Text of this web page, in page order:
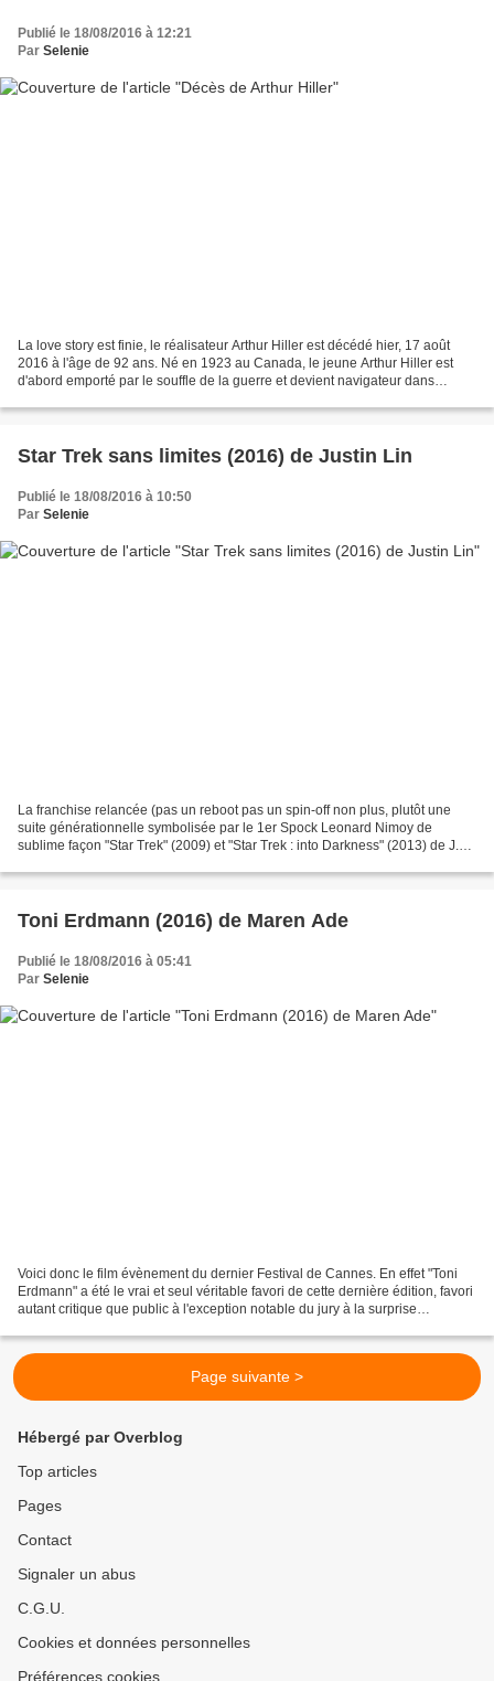
Publié le 18/08/2016 à 12:21
Par Selenie
La love story est finie, le réalisateur Arthur Hiller est décédé hier, 17 août
2016 à l'âge de 92 ans. Né en 1923 au Canada, le jeune Arthur Hiller est
d'abord emporté par le souffle de la guerre et devient navigateur dans
Star Trek sans limites (2016) de Justin Lin
Publié le 18/08/2016 à 10:50
Par Selenie
La franchise relancée (pas un reboot pas un spin-off non plus, plutôt une
suite générationnelle symbolisée par le 1er Spock Leonard Nimoy de
sublime façon "Star Trek" (2009) et "Star Trek : into Darkness" (2013) de J.J.
Toni Erdmann (2016) de Maren Ade
Publié le 18/08/2016 à 05:41
Par Selenie
Voici donc le film évènement du dernier Festival de Cannes. En effet "Toni
Erdmann" a été le vrai et seul véritable favori de cette dernière édition, favori
autant critique que public à l'exception notable du jury à la surprise
Page suivante >
Hébergé par Overblog
Top articles
Pages
Contact
Signaler un abus
C.G.U.
Cookies et données personnelles
Préférences cookies